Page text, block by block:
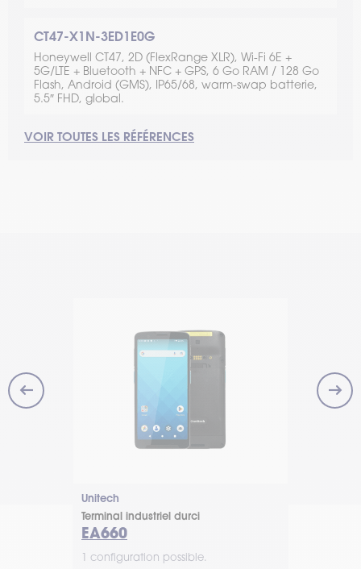
CT47-X1N-3ED1E0G
Honeywell CT47, 2D (FlexRange XLR), Wi-Fi 6E +
5G/LTE + Bluetooth + NFC + GPS, 6 Go RAM / 128 Go
Flash, Android (GMS), IP65/68, warm-swap batterie,
5.5″ FHD, global.
VOIR TOUTES LES RÉFÉRENCES
Unitech
Terminal industriel durci
EA660
1 configuration possible.